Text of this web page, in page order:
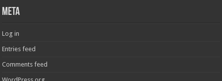
Meta
Log in
Entries feed
Comments feed